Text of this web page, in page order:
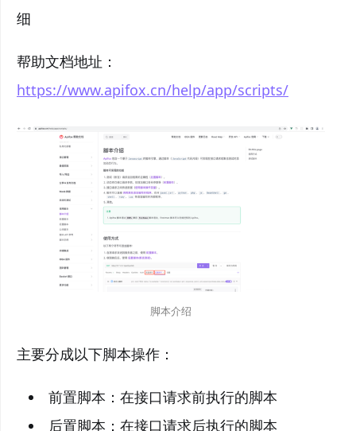
细
帮助文档地址：
https://www.apifox.cn/help/app/scripts/
脚本介绍
主要分成以下脚本操作：
前置脚本：在接口请求前执行的脚本
后置脚本：在接口请求后执行的脚本